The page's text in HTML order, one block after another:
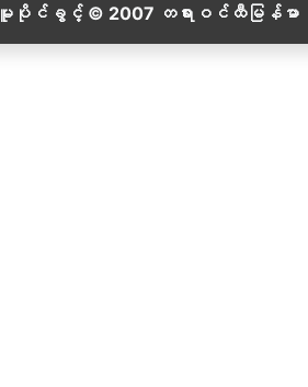
မူပိုင်ခွင့် © 2007 တရားဝင်ထီမြန်မာ